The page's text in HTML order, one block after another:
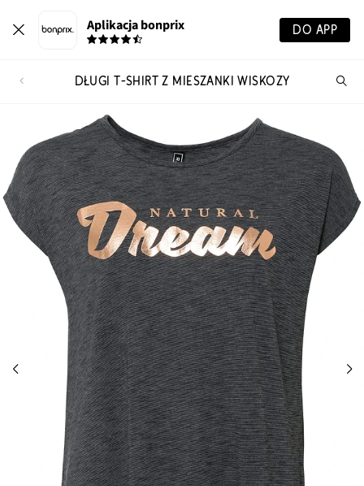
Aplikacja bonprix DO APP
DŁUGI T-SHIRT Z MIESZANKI WISKOZY